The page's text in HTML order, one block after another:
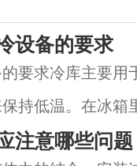
设备的要求
要求冷库主要用
持低温。在冰箱
少外部热量传递
注意哪些问